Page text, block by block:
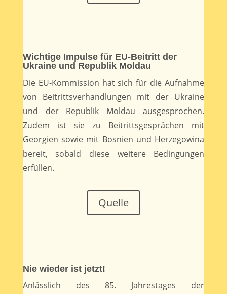
Wichtige Impulse für EU-Beitritt der
Ukraine und Republik Moldau
Die EU-Kommission hat sich für die Aufnahme
von Beitrittsverhandlungen mit der Ukraine
und der Republik Moldau ausgesprochen.
Zudem ist sie zu Beitrittsgesprächen mit
Georgien sowie mit Bosnien und Herzegowina
bereit, sobald diese weitere Bedingungen
erfüllen.
Quelle
Nie wieder ist jetzt!
Anlässlich des 85. Jahrestages der